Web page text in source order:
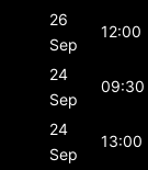
26
Sep
12:00
24
Sep
09:30
24
Sep
13:00